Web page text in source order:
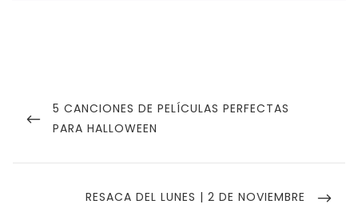
de
entradas
PREVIOUS
POST
5 CANCIONES DE PELÍCULAS PERFECTAS
PARA HALLOWEEN
NEXT
RESACA DEL LUNES | 2 DE NOVIEMBRE